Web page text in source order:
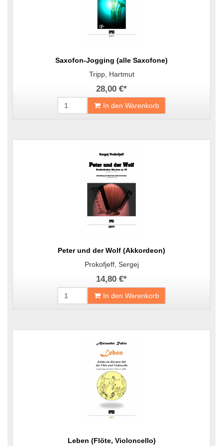
Saxofon-Jogging (alle Saxofone)
Tripp, Hartmut
28,00 €*
In den Warenkorb
Peter und der Wolf (Akkordeon)
Prokofjeff, Sergej
14,80 €*
In den Warenkorb
Leben (Flöte, Violoncello)